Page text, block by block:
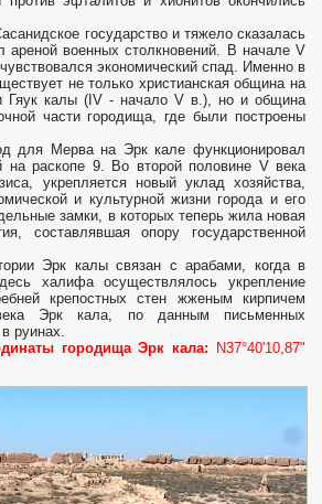
государство и тяжело сказалась
ареной военных столкновений. В начале V
экономический спад. Именно в
не только христианская община на
Гяук калы (IV - начало V в.), но и община
части городища, где были построены
для Мерва на Эрк кале функционировал
раскопе 9. Во второй половине V века
укрепляется новый уклад хозяйства,
и культурной жизни города и его
замки, в которых теперь жила новая
составлявшая опору государственной
Эрк калы связан с арабами, когда в
халифа осуществлялось укрепление
крепостных стен жженым кирпичем
Эрк кала, по данным письменных
руинах.
городища Эрк кала: N37°40'10,87"